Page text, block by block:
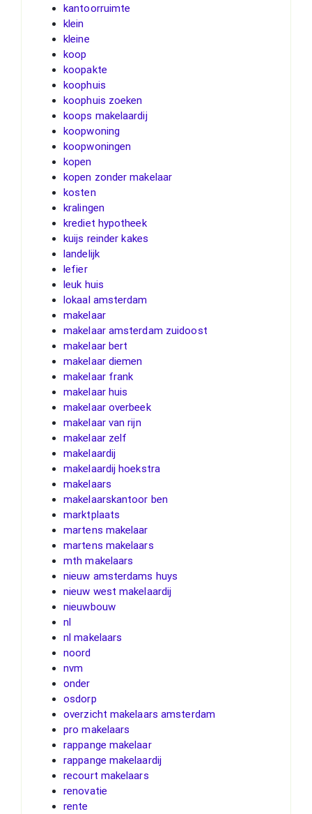
kantoorruimte
klein
kleine
koop
koopakte
koophuis
koophuis zoeken
koops makelaardij
koopwoning
koopwoningen
kopen
kopen zonder makelaar
kosten
kralingen
krediet hypotheek
kuijs reinder kakes
landelijk
lefier
leuk huis
lokaal amsterdam
makelaar
makelaar amsterdam zuidoost
makelaar bert
makelaar diemen
makelaar frank
makelaar huis
makelaar overbeek
makelaar van rijn
makelaar zelf
makelaardij
makelaardij hoekstra
makelaars
makelaarskantoor ben
marktplaats
martens makelaar
martens makelaars
mth makelaars
nieuw amsterdams huys
nieuw west makelaardij
nieuwbouw
nl
nl makelaars
noord
nvm
onder
osdorp
overzicht makelaars amsterdam
pro makelaars
rappange makelaar
rappange makelaardij
recourt makelaars
renovatie
rente